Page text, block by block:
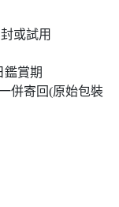
或試用
鑑賞期
併寄回(原始包裝